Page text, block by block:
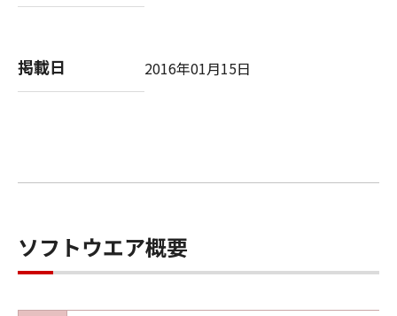
掲載日 2016年01月15日
ソフトウエア概要